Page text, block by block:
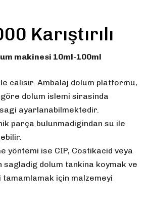
Karıştırılı
makinesi 10ml-100ml
calisir. Ambalaj dolum platformu,
dolum islemi sirasinda
ayarlanabilmektedir.
parça bulunmadigindan su ile
yöntemi ise CIP, Costikacid veya
sagladig dolum tankina koymak ve
için malzemeyi